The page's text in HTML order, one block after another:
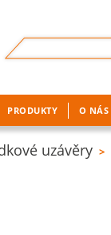
PRODUKTY O NÁS
uzávěry >